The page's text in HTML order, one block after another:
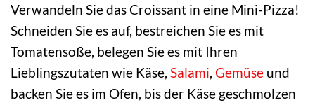
Verwandeln Sie das Croissant in eine Mini-Pizza!
Schneiden Sie es auf, bestreichen Sie es mit
Tomatensoße, belegen Sie es mit Ihren
Lieblingszutaten wie Käse, Salami, Gemüse und
backen Sie es im Ofen, bis der Käse geschmolzen